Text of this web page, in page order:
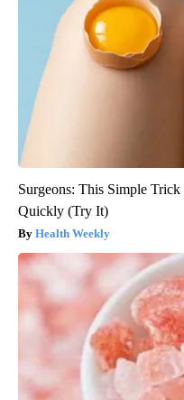
Surgeons: This Simple
Quickly (Try It)
Health Weekly